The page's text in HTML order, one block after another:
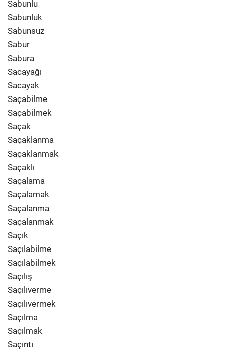
Sabunlu
Sabunluk
Sabunsuz
Sabur
Sabura
Sacayağı
Sacayak
Saçabilme
Saçabilmek
Saçak
Saçaklanma
Saçaklanmak
Saçaklı
Saçalama
Saçalamak
Saçalanma
Saçalanmak
Saçık
Saçılabilme
Saçılabilmek
Saçılış
Saçılıverme
Saçılıvermek
Saçılma
Saçılmak
Saçıntı